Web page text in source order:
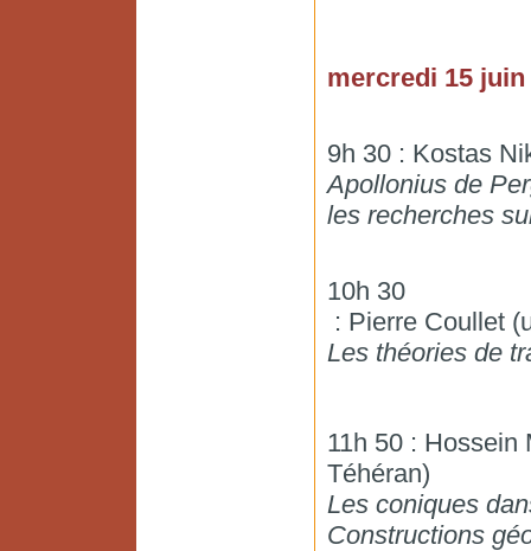
mercredi 15 juin
9h 30 : Kostas
Apollonius de
les recherches
10h 30
: Pierre Coullet
Les théories de
11h 50 : Hossein
Téhéran)
Les coniques
Constructions